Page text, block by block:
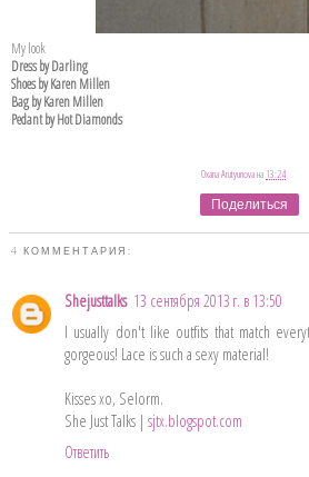
My look
Dress by Darling
Shoes by Karen Millen
Bag by Karen Millen
Pedant by Hot Diamonds
Oxana Arutyunovaна 13:24
Поделиться
4 КОММЕНТАРИЯ:
Shejusttalks 13 сентября 2013 г. в 13:50
I usually don't like outfits that match
gorgeous! Lace is such a sexy material!
Kisses xo, Selorm.
She Just Talks | sjtx.blogspot.com
Ответить